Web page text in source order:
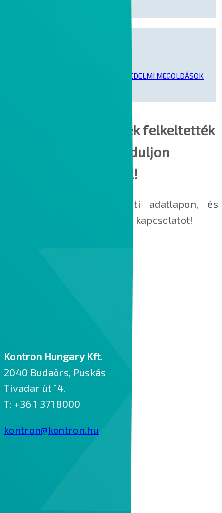
ZERO TRUST ALAPÚ KOMPLEX VÉDELMI MEGOLDÁSOK
Amennyiben a fentiek felkeltették
az érdeklődését, forduljon
hozzánk bizalommal!
Adja meg adatait a lenti adatlapon, és
kollégáink felveszik Önnel a kapcsolatot!
Kontron Hungary Kft.
2040 Budaörs, Puskás
Tivadar út 14.
T: +36 1 371 8000
kontron@kontron.hu